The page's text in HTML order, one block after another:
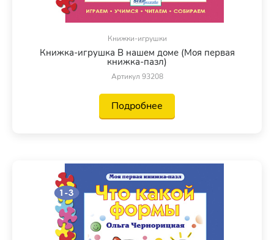
Книжки-игрушки
Книжка-игрушка В нашем доме (Моя первая
книжка-пазл)
Артикул 93208
Подробнее